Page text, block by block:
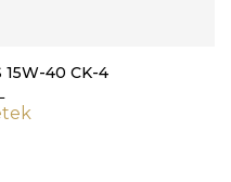
15W-40 CK-4